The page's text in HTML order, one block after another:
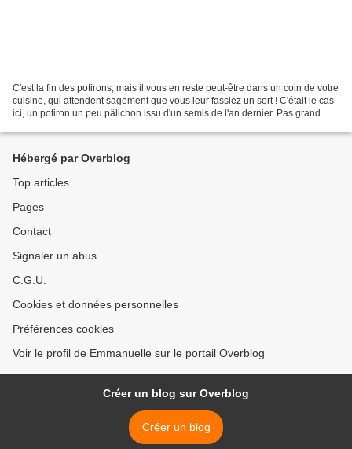
C'est la fin des potirons, mais il vous en reste peut-être dans un coin de votre
cuisine, qui attendent sagement que vous leur fassiez un sort ! C'était le cas
ici, un potiron un peu pâlichon issu d'un semis de l'an dernier. Pas grand
Hébergé par Overblog
Top articles
Pages
Contact
Signaler un abus
C.G.U.
Cookies et données personnelles
Préférences cookies
Voir le profil de Emmanuelle sur le portail Overblog
Créer un blog sur Overblog
Créer un blog